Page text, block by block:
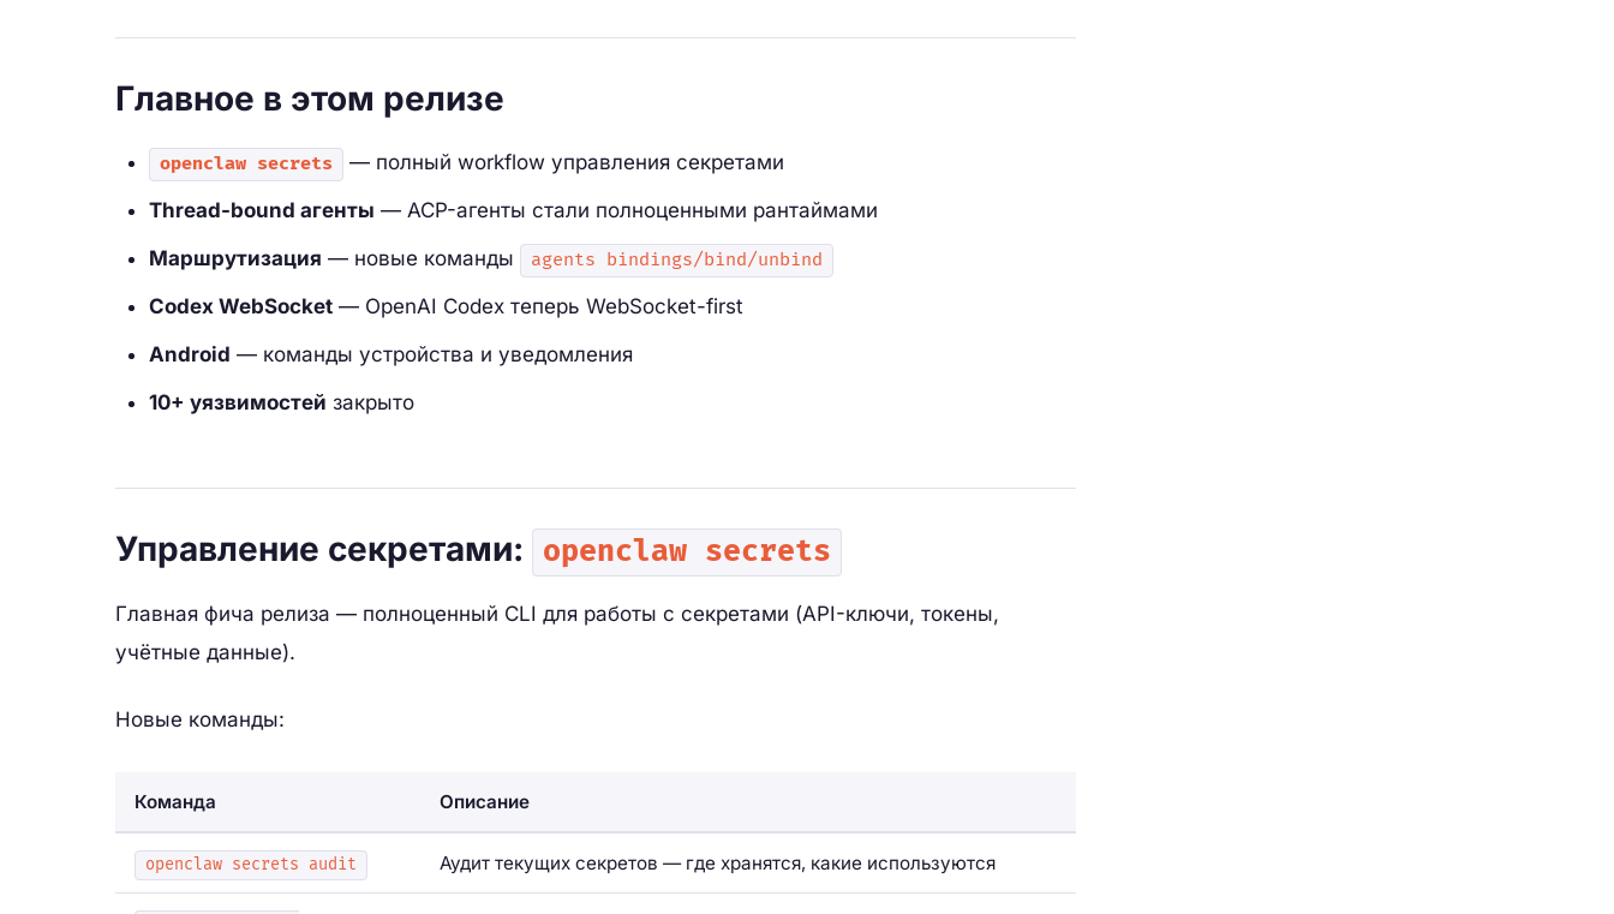
Главное в этом релизе
openclaw secrets
— полный workflow управления секретами
Thread-bound агенты — ACP-агенты стали полноценными рантаймами
Маршрутизация — новые команды agents bindings/bind/unbind
Codex WebSocket — OpenAI Codex теперь WebSocket-first
Android — команды устройства и уведомления
10+ уязвимостей закрыто
Управление секретами: openclaw secrets
Главная фича релиза — полноценный CLI для работы с секретами (API-ключи, токены,
учётные данные).
Новые команды:
Команда Описание
openclaw secrets audit Аудит текущих секретов — где хранятся, какие используются